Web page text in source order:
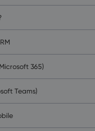
365)
Teams)